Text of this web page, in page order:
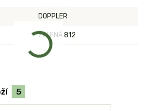
DOPPLER
ZELENÁ 812
5